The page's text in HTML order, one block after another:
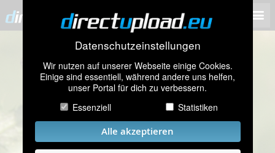
Datenschutzeinstellungen
Wir nutzen auf unserer Webseite einige Cookies.
Einige sind essentiell, während andere uns helfen,
unser Portal für dich zu verbessern.
Essenziell
Statistiken
Alle akzeptieren